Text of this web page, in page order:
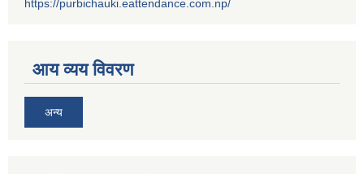
https://purbichauki.eattendance.com.np/
आय व्यय विवरण
अन्य